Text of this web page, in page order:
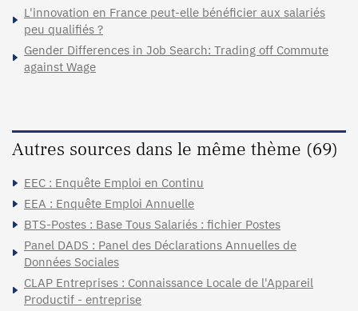
L'innovation en France peut-elle bénéficier aux salariés
peu qualifiés ?
Gender Differences in Job Search: Trading off Commute
against Wage
Autres sources dans le même thème (69)
EEC : Enquête Emploi en Continu
EEA : Enquête Emploi Annuelle
BTS-Postes : Base Tous Salariés : fichier Postes
Panel DADS : Panel des Déclarations Annuelles de
Données Sociales
CLAP Entreprises : Connaissance Locale de l'Appareil
Productif - entreprise